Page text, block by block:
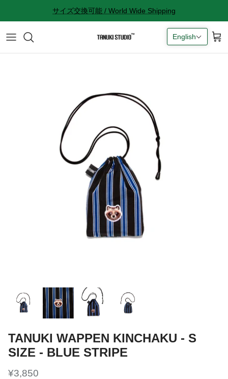
サイズ交換可能 / World Wide Shipping
All accessories
サイズ感に関して
購入完了メールが来ない
ギフトラッピングに関して
TANUKI WAPPEN KINCHAKU - S
SIZE - BLUE STRIPE
¥3,850
English